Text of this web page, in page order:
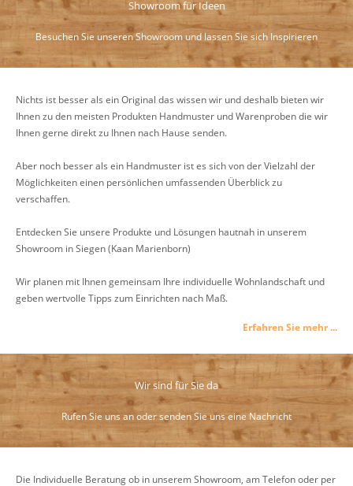
Showroom für Ideen
Besuchen Sie unseren Showroom und lassen Sie sich Inspirieren
Nichts ist besser als ein Original das wissen wir und deshalb bieten wir
Ihnen zu den meisten Produkten Handmuster und Warenproben die wir
Ihnen gerne direkt zu Ihnen nach Hause senden.
Aber noch besser als ein Handmuster ist es sich von der Vielzahl der
Möglichkeiten einen persönlichen umfassenden Überblick zu
verschaffen.
Entdecken Sie unsere Produkte und Lösungen hautnah in unserem
Showroom in Siegen (Kaan Marienborn)
Wir planen mit Ihnen gemeinsam Ihre individuelle Wohnlandschaft und
geben wertvolle Tipps zum Einrichten nach Maß.
Erfahren Sie mehr ...
Wir sind für Sie da
Rufen Sie uns an oder senden Sie uns eine Nachricht
Die Individuelle Beratung ob in unserem Showroom, am Telefon oder per